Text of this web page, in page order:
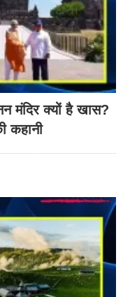
मंदिर क्यों है खास?
कहानी